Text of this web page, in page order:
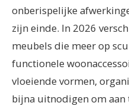
onberispelijke
zijn einde. In 2026
meubels die meer op
functionele
vloeiende vormen,
bijna uitnodigen om aan